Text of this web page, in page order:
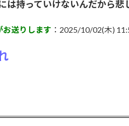
は持っていけないんだから悲
お送りします ：2025/10/02(木)